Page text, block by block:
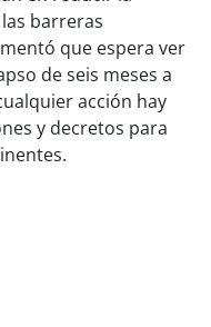
barreras
que espera ver
de seis meses a
acción hay
y decretos para